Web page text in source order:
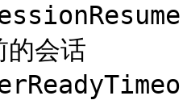
前的会